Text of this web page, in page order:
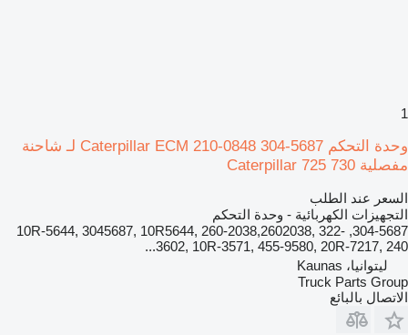
1
وحدة التحكم Caterpillar ECM 210-0848 304-5687 لـ شاحنة
مفصلية Caterpillar 725 730
السعر عند الطلب
التجهيزات الكهربائية - وحدة التحكم
304-5687, 10R-5644, 3045687, 10R5644, 260-2038,2602038, 322-
3602, 10R-3571, 455-9580, 20R-7217, 240...
ليتوانيا، Kaunas
Truck Parts Group
الاتصال بالبائع